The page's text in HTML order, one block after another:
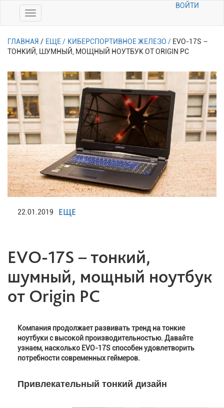
ВОЙТИ
ГЛАВНАЯ / ЕЩЕ / КИБЕРСПОРТИВНОЕ ЖЕЛЕЗО / EVO-17S –
ТОНКИЙ, ШУМНЫЙ, МОЩНЫЙ НОУТБУК ОТ ORIGIN PC
22.01.2019 ЕЩЕ
EVO-17S – тонкий,
шумный, мощный ноутбук
от Origin PC
Компания продолжает развивать тренд на тонкие
ноутбуки с высокой производительностью. Давайте
узнаем, насколько EVO-17S способен удовлетворить
потребности современных геймеров.
Привлекательный тонкий дизайн